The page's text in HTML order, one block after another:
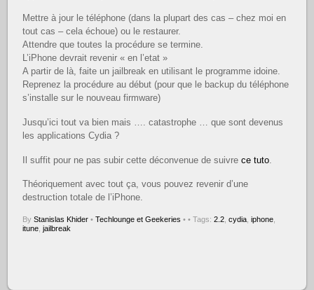
Mettre à jour le téléphone (dans la plupart des cas – chez moi en
tout cas – cela échoue) ou le restaurer.
Attendre que toutes la procédure se termine.
L’iPhone devrait revenir « en l’etat »
A partir de là, faite un jailbreak en utilisant le programme idoine.
Reprenez la procédure au début (pour que le backup du téléphone
s’installe sur le nouveau firmware)
Jusqu’ici tout va bien mais …. catastrophe … que sont devenus
les applications Cydia ?
Il suffit pour ne pas subir cette déconvenue de suivrece tuto
Théoriquement avec tout ça, vous pouvez revenir d’une
destruction totale de l’iPhone.
ByStanislas Khider • Techlounge et Geekeries • • Tags:2.2 ,cydia ,iphone
itune ,jailbreak